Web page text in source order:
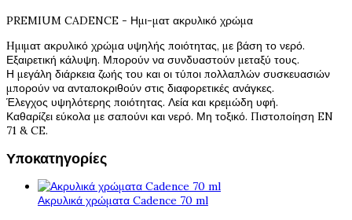
PREMIUM CADENCE - Ημι-ματ ακρυλικό χρώμα
Hμιματ ακρυλικό χρώμα υψηλής ποιότητας, με βάση το νερό.
Εξαιρετική κάλυψη. Μπορούν να συνδυαστούν μεταξύ τους.
Η μεγάλη διάρκεια ζωής του και οι τύποι πολλαπλών συσκευασιών
μπορούν να ανταποκριθούν στις διαφορετικές ανάγκες.
Έλεγχος υψηλότερης ποιότητας. Λεία και κρεμώδη υφή.
Καθαρίζει εύκολα με σαπούνι και νερό. Μη τοξικό. Πιστοποίηση EN
71 & CE.
Υποκατηγορίες
Ακρυλικά χρώματα Cadence 70 ml